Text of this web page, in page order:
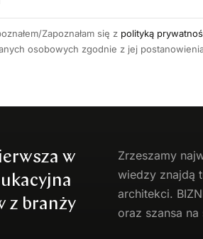
Zapoznałam się z polityką
osobowych zgodnie z jej
w
z branży
Zrzeszamy
wiedzy znajdą
architekci.
oraz szansa